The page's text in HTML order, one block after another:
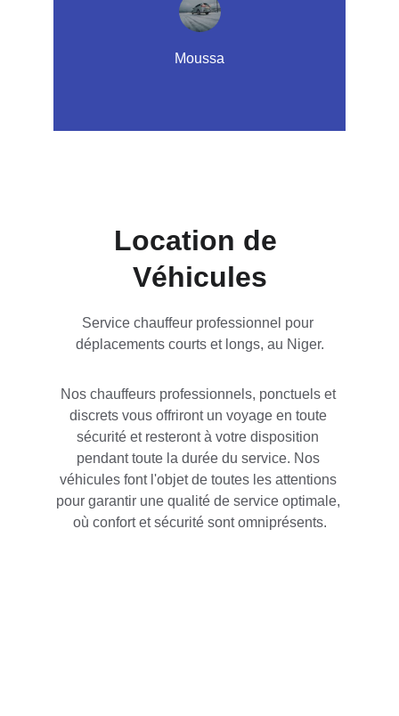
Moussa
Location de
Véhicules
Service chauffeur professionnel pour
déplacements courts et longs, au Niger.
Nos chauffeurs professionnels, ponctuels et
discrets vous offriront un voyage en toute
sécurité et resteront à votre disposition
pendant toute la durée du service. Nos
véhicules font l'objet de toutes les attentions
pour garantir une qualité de service optimale,
où confort et sécurité sont omniprésents.